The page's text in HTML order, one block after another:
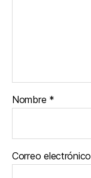
Nombre *
Correo electrónico